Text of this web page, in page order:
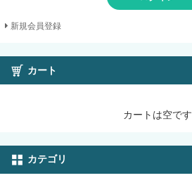
新規会員登録
カート
カートは空です
カテゴリ